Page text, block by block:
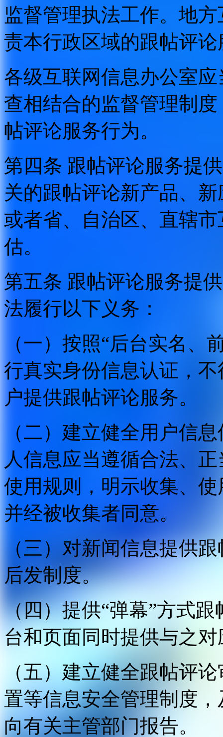
监督管理执法工作。地
责本行政区域的跟帖评
各级互联网信息办公室
查相结合的监督管理制
帖评论服务行为。
第四条 跟帖评论服务提
关的跟帖评论新产品、
或者省、自治区、直辖
估。
第五条 跟帖评论服务提
法履行以下义务：
（一）按照“后台实名、
行真实身份信息认证，
户提供跟帖评论服务。
（二）建立健全用户信
人信息应当遵循合法、
使用规则，明示收集、
并经被收集者同意。
（三）对新闻信息提供
后发制度。
（四）提供“弹幕”方式
台和页面同时提供与之
（五）建立健全跟帖评
置等信息安全管理制度
向有关主管部门报告。